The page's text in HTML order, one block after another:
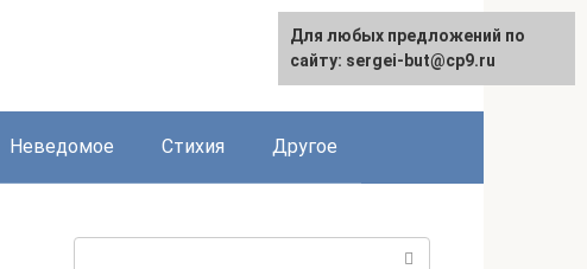
Неведомое Стихия Другое
Для любых предложений по
сайту: sergei-but@cp9.ru